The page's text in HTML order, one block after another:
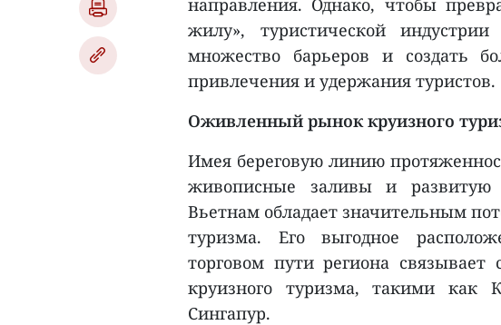
направления. Однако, чтобы
жилу», туристической
множество барьеров и создать
привлечения и удержания туристов.
Оживленный рынок круизного
Имея береговую линию
живописные заливы и развитую
Вьетнам обладает значительным
туризма. Его выгодное
торговом пути региона
круизного туризма, такими
Сингапур.